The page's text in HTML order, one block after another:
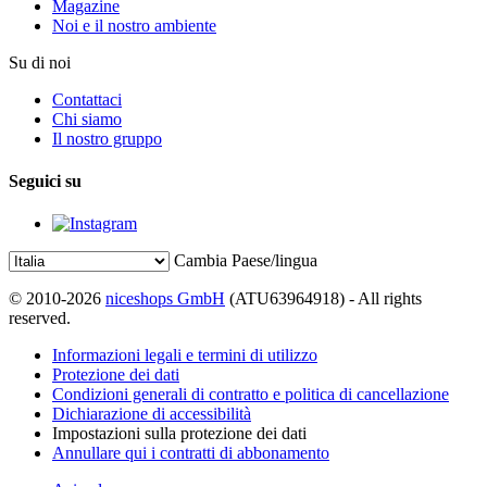
Magazine
Noi e il nostro ambiente
Su di noi
Contattaci
Chi siamo
Il nostro gruppo
Seguici su
Cambia Paese/lingua
© 2010-2026 niceshops GmbH (ATU63964918) - All rights
reserved.
Informazioni legali e termini di utilizzo
Protezione dei dati
Condizioni generali di contratto e politica di cancellazione
Dichiarazione di accessibilità
Impostazioni sulla protezione dei dati
Annullare qui i contratti di abbonamento